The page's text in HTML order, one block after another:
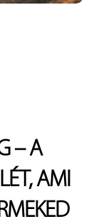
– A
AMI